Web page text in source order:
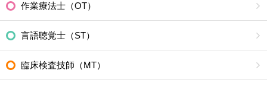
作業療法士（OT）
言語聴覚士（ST）
臨床検査技師（MT）